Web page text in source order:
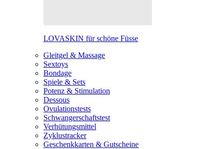
LOVASKIN für schöne Füsse
Gleitgel & Massage
Sextoys
Bondage
Spiele & Sets
Potenz & Stimulation
Dessous
Ovulationstests
Schwangerschaftstest
Verhütungsmittel
Zyklustracker
Geschenkkarten & Gutscheine